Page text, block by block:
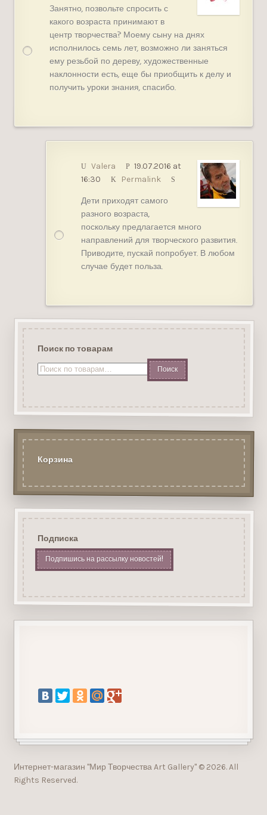
Занятно, позвольте спросить с
какого возраста принимают в
центр творчества? Моему сыну на днях
исполнилось семь лет, возможно ли заняться
ему резьбой по дереву, художественные
наклонности есть, еще бы приобщить к делу и
получить уроки знания, спасибо.
Valera
19.07.2016 at
16:30
Permalink
Дети приходят самого
разного возраста,
поскольку предлагается много
направлений для творческого развития.
Приводите, пускай попробует. В любом
случае будет польза.
Поиск по товарам
Искать:
Корзина
Подписка
Подпишись на рассылку новостей!
Интернет-магазин "Мир Творчества Art Gallery" © 2026. All
Rights Reserved.